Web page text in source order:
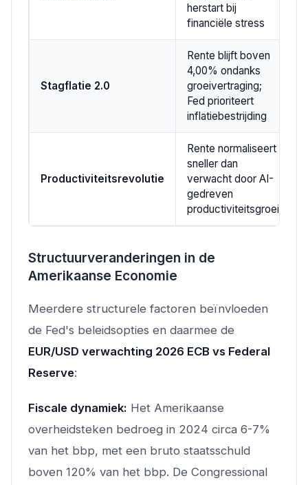
herstart bij
financiële stress
Stagflatie 2.0
Rente blijft boven
4,00% ondanks
groeivertraging;
Fed prioriteert
inflatiebestrijding
Productiviteitsrevolutie
Rente normaliseert
sneller dan
verwacht door AI-
gedreven
productiviteitsgroei
Structuurveranderingen in de
Amerikaanse Economie
Meerdere structurele factoren beïnvloeden
de Fed's beleidsopties en daarmee de
EUR/USD verwachting 2026 ECB vs Federal
Reserve:
Fiscale dynamiek: Het Amerikaanse
overheidsteken bedroeg in 2024 circa 6-7%
van het bbp, met een bruto staatsschuld
boven 120% van het bbp. De Congressional